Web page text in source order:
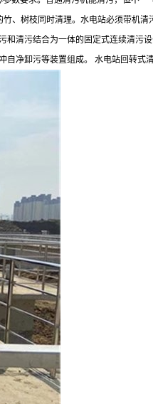
、树枝同时清理。水电站必须带机
清污结合为一体的固定式连续清污
净卸污等装置组成。 水电站回转式